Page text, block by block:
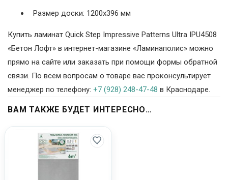
Размер доски: 1200х396 мм
Купить ламинат Quick Step Impressive Patterns Ultra IPU4508
«Бетон Лофт» в интернет-магазине «Ламинаполис» можно
прямо на сайте или заказать при помощи формы обратной
связи. По всем вопросам о товаре вас проконсультирует
менеджер по телефону: +7 (928) 248-47-48 в Краснодаре.
ВАМ ТАКЖЕ БУДЕТ ИНТЕРЕСНО…